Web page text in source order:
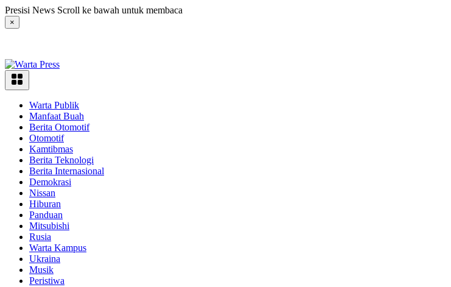
Langsung
ke
konten
Presisi News Scroll ke bawah untuk membaca
×
Warta Publik
Manfaat Buah
Berita Otomotif
Otomotif
Kamtibmas
Berita Teknologi
Berita Internasional
Demokrasi
Nissan
Hiburan
Panduan
Mitsubishi
Rusia
Warta Kampus
Ukraina
Musik
Peristiwa